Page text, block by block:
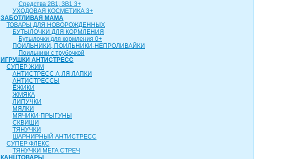
Средства 2В1, 3В1 3+
УХОДОВАЯ КОСМЕТИКА 3+
ЗАБОТЛИВАЯ МАМА
ТОВАРЫ ДЛЯ НОВОРОЖДЕННЫХ
БУТЫЛОЧКИ ДЛЯ КОРМЛЕНИЯ
Бутылочки для кормления 0+
ПОИЛЬНИКИ, ПОИЛЬНИКИ-НЕПРОЛИВАЙКИ
Поильники с трубочкой
ИГРУШКИ АНТИСТРЕСС
СУПЕР ЖИМ
АНТИСТРЕСС А-ЛЯ ЛАПКИ
АНТИСТРЕССЫ
ЁЖИКИ
ЖМЯКА
ЛИПУЧКИ
МЯЛКИ
МЯЧИКИ-ПРЫГУНЫ
СКВИШИ
ТЯНУЧКИ
ШАРНИРНЫЙ АНТИСТРЕСС
СУПЕР ФЛЕКС
ТЯНУЧКИ МЕГА СТРЕЧ
КАНЦТОВАРЫ